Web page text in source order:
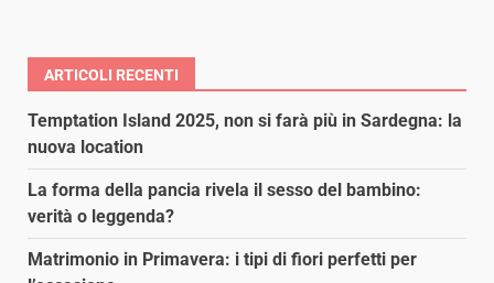
ARTICOLI RECENTI
Temptation Island 2025, non si farà più in Sardegna: la
nuova location
La forma della pancia rivela il sesso del bambino:
verità o leggenda?
Matrimonio in Primavera: i tipi di fiori perfetti per